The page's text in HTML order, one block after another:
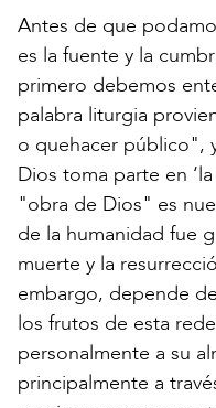
Antes de que
es la fuente y la
primero debemos
palabra liturgia
o quehacer público",
Dios toma parte en
"obra de Dios" es
de la humanidad fue
muerte y la
embargo, depende
los frutos de esta
personalmente a su
principalmente a